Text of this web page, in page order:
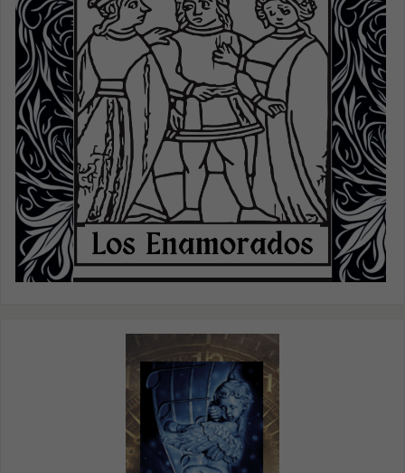
Para que
podamos
mejorar la
funcionalidad
y estructura
de la web, en
base a cómo
se use.
Experiencia
Para que
nuestra web
funcione lo
mejor posible
durante tu
visita. Si
rechazas estas
de la web.
Marketing
Al compartir tus
intereses y
comportamiento